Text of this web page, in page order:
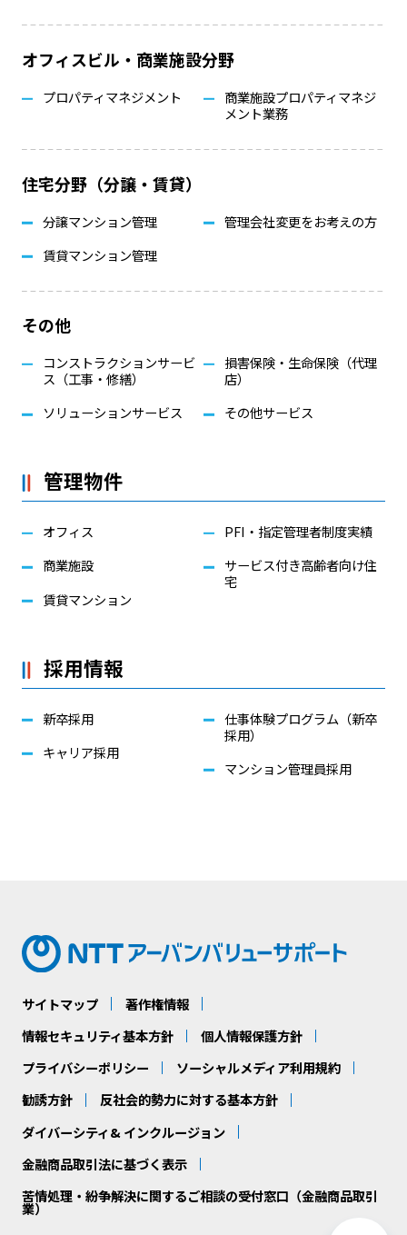
オフィスビル・商業施設分野
プロパティマネジメント
商業施設プロパティマネジ
メント業務
住宅分野（分譲・賃貸）
分譲マンション管理
賃貸マンション管理
管理会社変更をお考えの方
その他
コンストラクションサービ
ス（工事・修繕）
ソリューションサービス
損害保険・生命保険（代理
店）
その他サービス
管理物件
オフィス
商業施設
賃貸マンション
PFI・指定管理者制度実績
サービス付き高齢者向け住
宅
採用情報
新卒採用
キャリア採用
仕事体験プログラム（新卒
採用）
マンション管理員採用
サイトマップ
著作権情報
情報セキュリティ基本方針
個人情報保護方針
プライバシーポリシー
ソーシャルメディア利用規約
勧誘方針
反社会的勢力に対する基本方針
ダイバーシティ& インクルージョン
金融商品取引法に基づく表示
苦情処理・紛争解決に関するご相談の受付窓口（金融商品取引
業）